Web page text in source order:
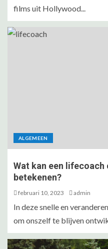
films uit Hollywood...
ALGEMEEN
Wat kan een
betekenen?
februari 10, 2023 admin
In deze snelle en
om onszelf te blijven